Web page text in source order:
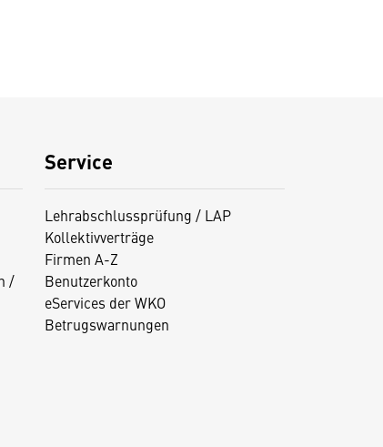
/
Service
Lehrabschlussprüfung / LAP
Kollektivverträge
Firmen A-Z
Benutzerkonto
eServices der WKO
Betrugswarnungen